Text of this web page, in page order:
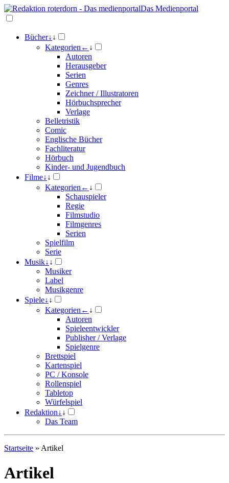
Das Medienportal
Bücher↓ ↓
Kategorien ← ↓
Autoren
Herausgeber
Serien
Genres
Zeichner / Illustratoren
Hörbuchsprecher
Verlage
Belletristik
Comic
Englische Bücher
Fachliteratur
Hörbuch
Kinder- und Jugendbuch
Filme↓ ↓
Kategorien ← ↓
Schauspieler
Regie
Filmstudio
Filmgenres
Serien
Spielfilm
Serie
Musik↓ ↓
Musiker
Label
Musikgenre
Spiele↓ ↓
Kategorien ← ↓
Autoren
Spieleentwickler
Publisher / Verlage
Spielgenre
Brettspiel
Kartenspiel
PC / Konsole
Rollenspiel
Tabletop
Würfelspiel
Redaktion↓ ↓
Das Team
Startseite » Artikel
Artikel